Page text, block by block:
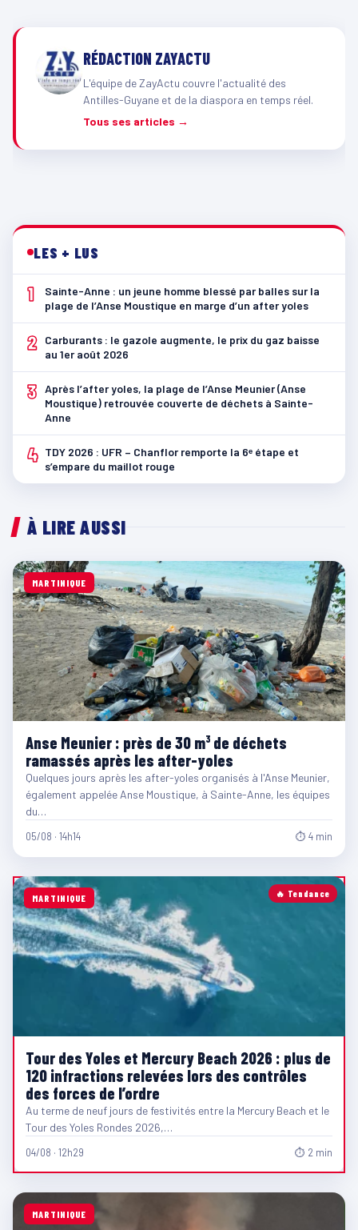
RÉDACTION ZAYACTU
L'équipe de ZayActu couvre l'actualité des
Antilles-Guyane et de la diaspora en temps réel.
Tous ses articles →
LES + LUS
1
Sainte-Anne : un jeune homme blessé par balles sur la
plage de l’Anse Moustique en marge d’un after yoles
2
Carburants : le gazole augmente, le prix du gaz baisse
au 1er août 2026
3 Après l’after yoles, la plage de l’Anse Meunier (Anse
Moustique) retrouvée couverte de déchets à Sainte-
Anne
4 TDY 2026 : UFR – Chanflor remporte la 6ᵉ étape et
s’empare du maillot rouge
À LIRE AUSSI
MARTINIQUE
Anse Meunier : près de 30 m³ de déchets
ramassés après les after-yoles
Quelques jours après les after-yoles organisés à l'Anse Meunier,
également appelée Anse Moustique, à Sainte-Anne, les équipes
du…
05/08 · 14h14 ⏱ 4 min
🔥 Tendance
MARTINIQUE
Tour des Yoles et Mercury Beach 2026 : plus de
120 infractions relevées lors des contrôles
des forces de l’ordre
Au terme de neuf jours de festivités entre la Mercury Beach et le
Tour des Yoles Rondes 2026,…
04/08 · 12h29 ⏱ 2 min
MARTINIQUE